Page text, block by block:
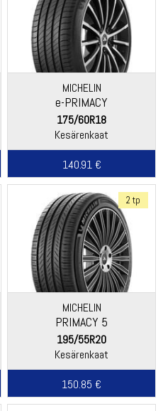
MICHELIN
e-PRIMACY
175/60R18
Kesärenkaat
140.91 €
2 tp
MICHELIN
PRIMACY 5
195/55R20
Kesärenkaat
150.85 €